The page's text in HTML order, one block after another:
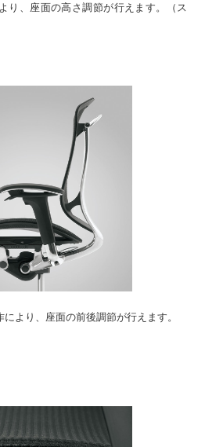
り、座面の高さ調節が行えます。（ス
より、座面の前後調節が行えます。